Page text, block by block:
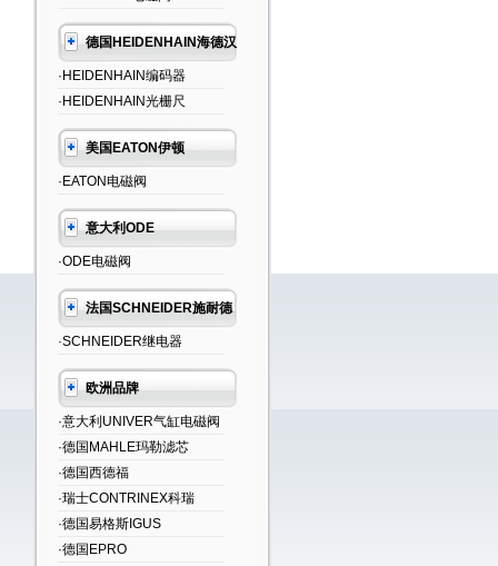
德国HEIDENHAIN海德汉
·HEIDENHAIN编码器
·HEIDENHAIN光栅尺
美国EATON伊顿
·EATON电磁阀
意大利ODE
·ODE电磁阀
法国SCHNEIDER施耐德
·SCHNEIDER继电器
欧洲品牌
·意大利UNIVER气缸电磁阀
·德国MAHLE玛勒滤芯
·德国西德福
·瑞士CONTRINEX科瑞
·德国易格斯IGUS
·德国EPRO